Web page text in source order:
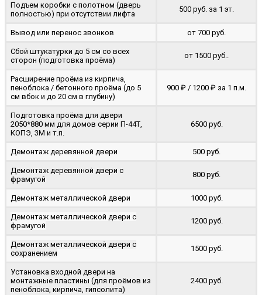
Подъем коробки с полотном (дверь
полностью) при отсутствии лифта
500 руб. за 1 эт.
Вывод или перенос звонков от 700 руб.
Сбой штукатурки до 5 см со всех
сторон (подготовка проёма)
от 1500 руб..
Расширение проёма из кирпича,
пеноблока / бетонного проёма (до 5
cм вбок и до 20 см в глубину)
900 ₽ / 1200 ₽ за 1 п.м.
Подготовка проёма для двери
2050*880 мм для домов серии П-44Т,
КОПЭ, 3М и т.п.
6500 руб.
Демонтаж деревянной двери 500 руб.
Демонтаж деревянной двери с
фрамугой
800 руб.
Демонтаж металлической двери 1000 руб.
Демонтаж металлической двери с
фрамугой
1200 руб.
Демонтаж металлической двери с
сохранением
1500 руб.
Установка входной двери на
монтажные пластины (для проёмов из
пеноблока, кирпича, гипсолита)
2400 руб.